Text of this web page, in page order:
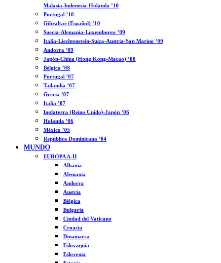
Malasia-Indonesia-Holanda ’10
Portugal ’10
Gibraltar (Español) ’10
Suecia-Alemania-Luxemburgo ’09
Italia-Liechtenstein-Suiza-Austria-San Marino ’09
Andorra ’09
Japón-China (Hong Kong-Macao) ’08
Bélgica ’08
Portugal ’07
Tailandia ’07
Grecia ’07
Italia ’07
Inglaterra (Reino Unido)-Japón ’06
Holanda ’06
México ’05
República Dominicana ’04
MUNDO
EUROPA A-H
Albania
Alemania
Andorra
Austria
Bélgica
Bulgaria
Ciudad del Vaticano
Croacia
Dinamarca
Eslovaquia
Eslovenia